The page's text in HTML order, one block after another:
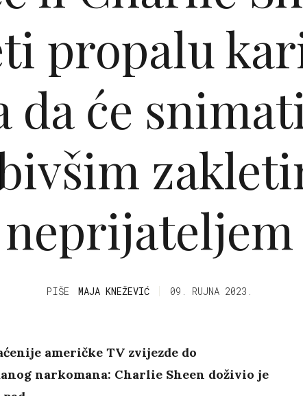
propalu
da će
neprijateljem
PIŠE MAJA KNEŽEVIĆ 09. RUJNA 2023.
američke TV zvijezde do
narkomana: Charlie Sheen doživio je